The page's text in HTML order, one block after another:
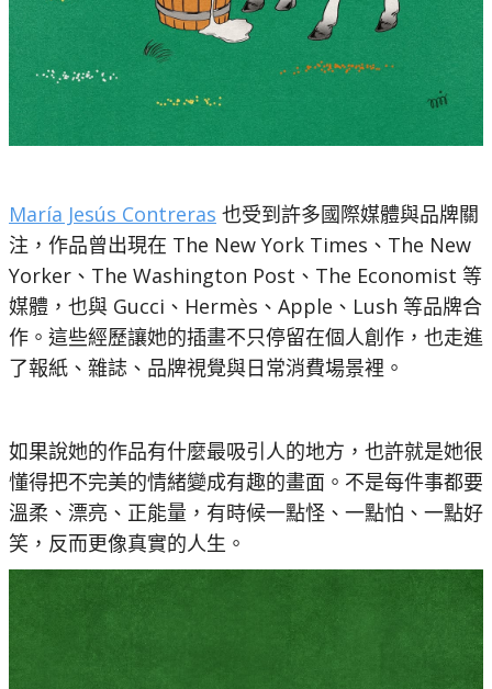
María Jesús Contreras 也受到許多國際媒體與品牌關
注，作品曾出現在 The New York Times、The New
Yorker、The Washington Post、The Economist 等
媒體，也與 Gucci、Hermès、Apple、Lush 等品牌合
作。這些經歷讓她的插畫不只停留在個人創作，也走進
了報紙、雜誌、品牌視覺與日常消費場景裡。
如果說她的作品有什麼最吸引人的地方，也許就是她很
懂得把不完美的情緒變成有趣的畫面。不是每件事都要
溫柔、漂亮、正能量，有時候一點怪、一點怕、一點好
笑，反而更像真實的人生。